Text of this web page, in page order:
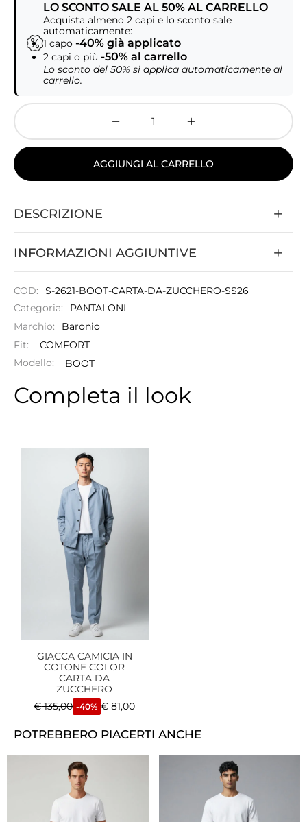
LO SCONTO SALE AL 50% AL CARRELLO
Acquista almeno 2 capi e lo sconto sale
automaticamente:
1 capo -40% già applicato
2 capi o più -50% al carrello
Lo sconto del 50% si applica automaticamente al
carrello.
AGGIUNGI AL CARRELLO
DESCRIZIONE
INFORMAZIONI AGGIUNTIVE
Fit:
COMFORT
Modello:
BOOT
COD:
S-2621-BOOT-CARTA-DA-ZUCCHERO-SS26
Categoria:
PANTALONI
Marchio:
Baronio
Completa il look
GIACCA CAMICIA IN
COTONE COLOR
CARTA DA
ZUCCHERO
€135,00 -40% € 81,00
POTREBBERO PIACERTI ANCHE